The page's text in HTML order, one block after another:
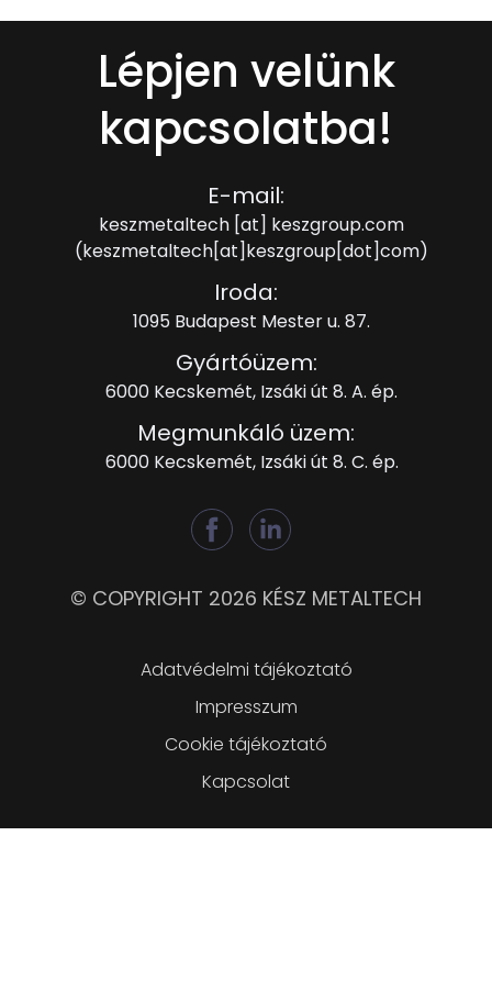
Lépjen velünk
kapcsolatba!
E-mail:
keszmetaltech [at] keszgroup.com
(keszmetaltech[at]keszgroup[dot]com)
Iroda:
1095 Budapest Mester u. 87.
Gyártóüzem:
6000 Kecskemét, Izsáki út 8. A. ép.
Megmunkáló üzem:
6000 Kecskemét, Izsáki út 8. C. ép.
© COPYRIGHT 2026 KÉSZ METALTECH
Adatvédelmi tájékoztató
Impresszum
Cookie tájékoztató
Kapcsolat